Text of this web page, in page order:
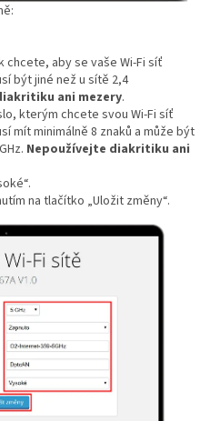
chcete, aby se vaše Wi‑Fi síť
být jiné než u sítě 2,4
ani mezery.
kterým chcete svou Wi‑Fi síť
mít minimálně 8 znaků a může být
Nepoužívejte diakritiku ani
na tlačítko „Uložit změny“.